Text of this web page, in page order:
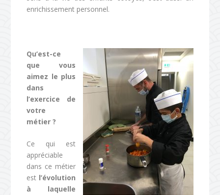
enrichissement personnel.
Qu’est-ce
que vous
aimez le plus
dans
l’exercice de
votre
métier ?
Ce qui est
appréciable
dans ce métier
est l’évolution
à laquelle